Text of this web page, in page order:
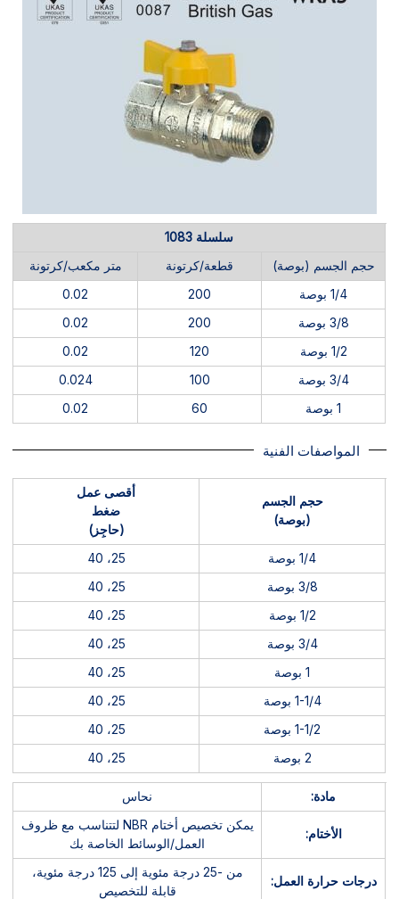
سلسلة 1083
حجم الجسم (بوصة)
قطعة/كرتونة
متر مكعب/كرتونة
1/4 بوصة
200
0.02
3/8 بوصة
200
0.02
1/2 بوصة
120
0.02
3/4 بوصة
100
0.024
1 بوصة
60
0.02
المواصفات الفنية
حجم الجسم
(بوصة)
أقصى عمل
ضغط
(حاجِز)
1/4 بوصة
25، 40
3/8 بوصة
25، 40
1/2 بوصة
25، 40
3/4 بوصة
25، 40
1 بوصة
25، 40
1-1/4 بوصة
25، 40
1-1/2 بوصة
25، 40
2 بوصة
25، 40
مادة: نحاس
الأختام:
يمكن تخصيص أختام NBR لتتناسب مع ظروف
العمل/الوسائط الخاصة بك
درجات حرارة العمل:
من -25 درجة مئوية إلى 125 درجة مئوية،
قابلة للتخصيص